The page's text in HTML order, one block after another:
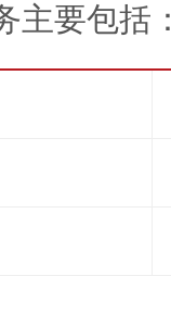
主要包括：